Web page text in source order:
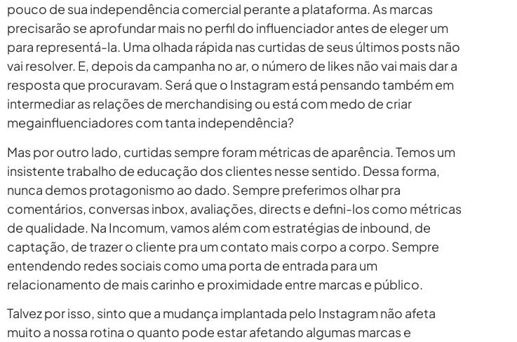
pouco de sua independência comercial perante a plataforma. As marcas
precisarão se aprofundar mais no perfil do influenciador antes de eleger um
para representá-la. Uma olhada rápida nas curtidas de seus últimos posts não
vai resolver. E, depois da campanha no ar, o número de likes não vai mais dar a
resposta que procuravam. Será que o Instagram está pensando também em
intermediar as relações de merchandising ou está com medo de criar
megainfluenciadores com tanta independência?
Mas por outro lado, curtidas sempre foram métricas de aparência. Temos um
insistente trabalho de educação dos clientes nesse sentido. Dessa forma,
nunca demos protagonismo ao dado. Sempre preferimos olhar pra
comentários, conversas inbox, avaliações, directs e defini-los como métricas
de qualidade. Na Incomum, vamos além com estratégias de inbound, de
captação, de trazer o cliente pra um contato mais corpo a corpo. Sempre
entendendo redes sociais como uma porta de entrada para um
relacionamento de mais carinho e proximidade entre marcas e público.
Talvez por isso, sinto que a mudança implantada pelo Instagram não afeta
muito a nossa rotina o quanto pode estar afetando algumas marcas e